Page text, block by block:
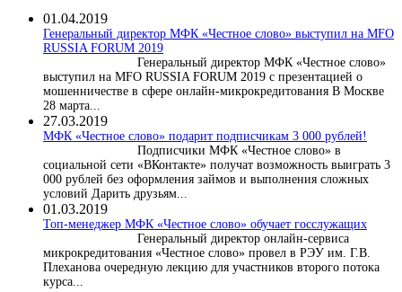
01.04.2019
Генеральный директор МФК «Честное слово» выступил на MFO
RUSSIA FORUM 2019
Генеральный директор МФК «Честное слово»
выступил на MFO RUSSIA FORUM 2019 с презентацией о
мошенничестве в сфере онлайн-микрокредитования В Москве
28 марта...
27.03.2019
МФК «Честное слово» подарит подписчикам 3 000 рублей!
Подписчики МФК «Честное слово» в
социальной сети «ВКонтакте» получат возможность выиграть 3
000 рублей без оформления займов и выполнения сложных
условий Дарить друзьям...
01.03.2019
Топ-менеджер МФК «Честное слово» обучает госслужащих
Генеральный директор онлайн-сервиса
микрокредитования «Честное слово» провел в РЭУ им. Г.В.
Плеханова очередную лекцию для участников второго потока
курса...